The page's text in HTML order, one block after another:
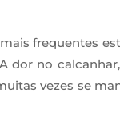
frequentes
dor no
vezes se